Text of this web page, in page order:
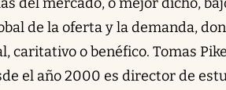
de la oferta y la demanda,
caritativo o benéfico. Tomas
el año 2000 es director de